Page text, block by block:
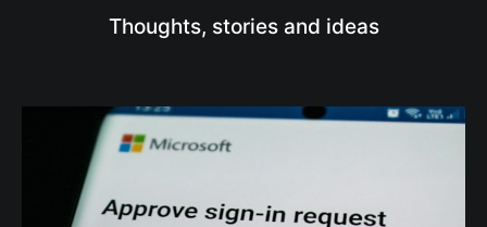
Thoughts, stories and ideas